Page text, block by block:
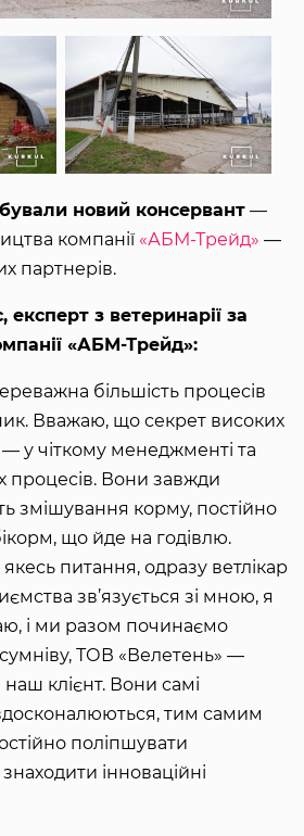
новий консервант —
компанії «АБМ-Трейд» —
партнерів.
з ветеринарії за
«АБМ-Трейд»:
більшість процесів
Вважаю, що секрет високих
— у чіткому менеджменті та
процесів. Вони завжди
змішування корму, постійно
що йде на годівлю.
питання, одразу ветлікар
зв’язується зі мною, я
і ми разом починаємо
ТОВ «Велетень» —
клієнт. Вони самі
тим самим
поліпшувати
інноваційні